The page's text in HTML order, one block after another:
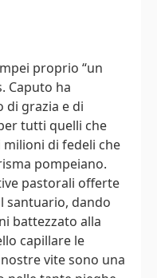
proprio “un
Caputo ha
di grazia e di
tutti quelli che
di fedeli che
pompeiano.
pastorali offerte
santuario, dando
battezzato alla
capillare le
nostre vite sono una